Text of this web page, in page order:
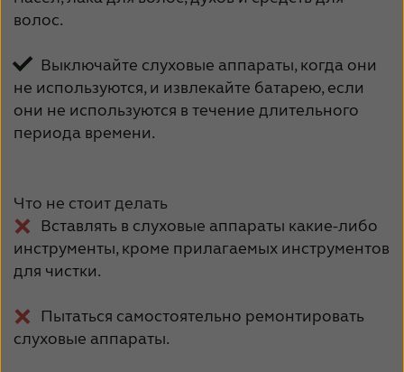
волос.
Выключайте слуховые аппараты, когда они
не используются, и извлекайте батарею, если
они не используются в течение длительного
периода времени.
Что не стоит делать
Вставлять в слуховые аппараты какие-либо
инструменты, кроме прилагаемых инструментов
для чистки.
Пытаться самостоятельно ремонтировать
слуховые аппараты.